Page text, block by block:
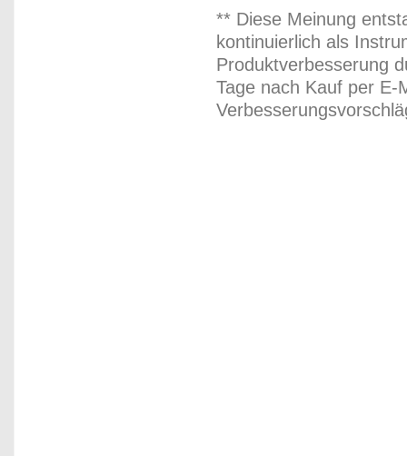
** Diese Meinung
kontinuierlich als
Produktverbesserung
Tage nach Kauf per E-